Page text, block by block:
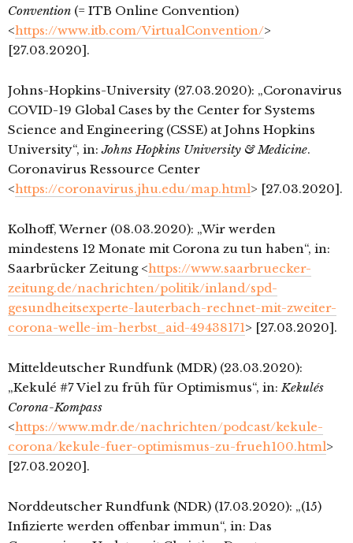
Convention (= ITB Online Convention)
<https://www.itb.com/VirtualConvention/>
[27.03.2020].
Johns-Hopkins-University (27.03.2020): „Coronavirus
COVID-19 Global Cases by the Center for Systems
Science and Engineering (CSSE) at Johns Hopkins
University“, in:Johns Hopkins University & Medicine.
Coronavirus Ressource Center
<https://coronavirus.jhu.edu/map.html> [27.03.2020].
Kolhoff, Werner (08.03.2020): „Wir werden
mindestens 12 Monate mit Corona zu tun haben“, in:
Saarbrücker Zeitung <https://www.saarbruecker-
zeitung.de/nachrichten/politik/inland/spd-
gesundheitsexperte-lauterbach-rechnet-mit-zweiter-
corona-welle-im-herbst_aid-49438171> [27.03.2020].
Mitteldeutscher Rundfunk (MDR) (23.03.2020):
„Kekulé #7 Viel zu früh für Optimismus“, in:Kekulés
Corona-Kompass
<https://www.mdr.de/nachrichten/podcast/kekule-
corona/kekule-fuer-optimismus-zu-frueh100.html>
[27.03.2020].
Norddeutscher Rundfunk (NDR) (17.03.2020): „(15)
Infizierte werden offenbar immun“, in: Das